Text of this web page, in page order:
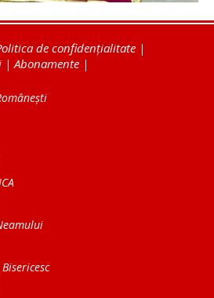
de confidențialitate |
| Abonamente |